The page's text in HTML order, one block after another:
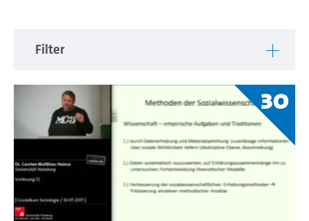
Filter
30